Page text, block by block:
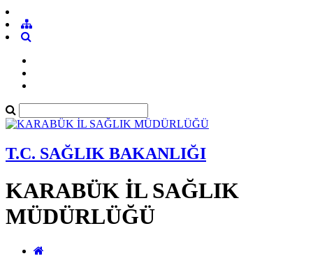
T.C. SAĞLIK BAKANLIĞI
KARABÜK İL SAĞLIK
MÜDÜRLÜĞÜ